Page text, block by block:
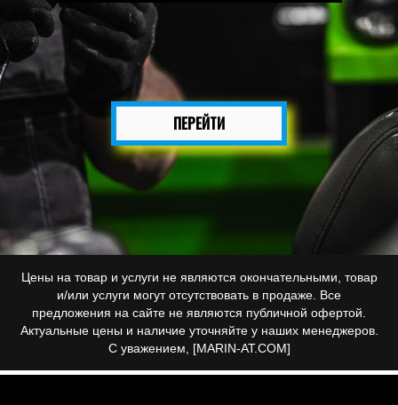
ПЕРЕЙТИ
Цены на товар и услуги не являются окончательными, товар
и/или услуги могут отсутствовать в продаже. Все
предложения на сайте не являются публичной офертой.
Актуальные цены и наличие уточняйте у наших менеджеров.
С уважением, [MARIN-AT.COM]